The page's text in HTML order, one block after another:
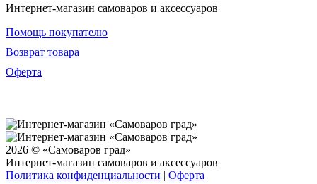
Интернет-магазин самоваров и аксессуаров
Помощь покупателю
Возврат товара
Оферта
2026 © «Самоваров град»
Интернет-магазин самоваров и аксессуаров
Политика конфиденциальности | Оферта